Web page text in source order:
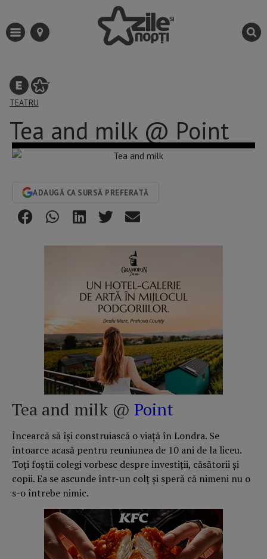
TEATRU
Tea and milk @ Point
ADAUGĂ CA SURSĂ PREFERATĂ
Tea and milk @ Point
Încearcă să își construiască o viață în Londra. Se
întoarce acasă pentru reuniunea de 10 ani de la liceu.
Toți foștii colegi vorbesc despre investiții, căsătorii și
copii. Ea se ascunde într-un colț și speră că nimeni nu o
s-o întrebe nimic.